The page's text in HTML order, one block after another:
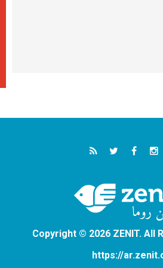
Copyright © 2026 ZENIT. All
https://